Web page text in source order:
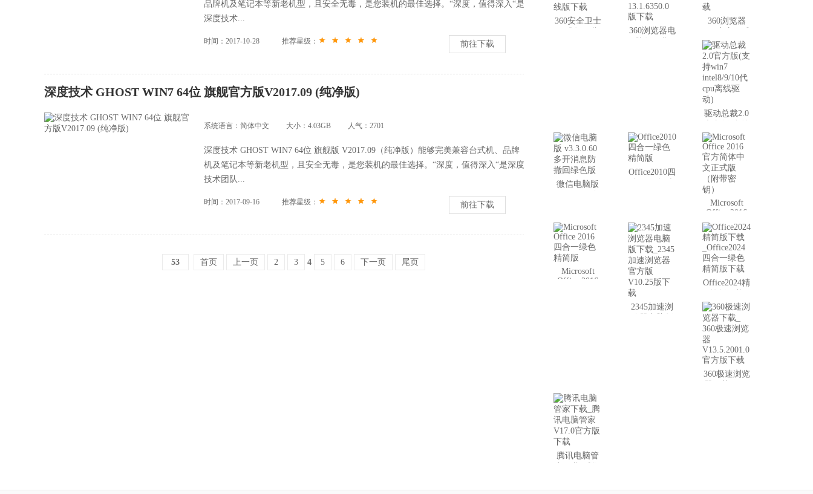
360安全卫士
360浏览器电
360浏览器
版_360浏览
器13免费下
载
驱动总裁2.0
win7
intel8/9/10代
cpu离线驱
动)
微信电脑版
Office2010四
Microsoft
Office 2016
官方简体中
文正式版
（附带密
钥）
Microsoft
Office 2016
2345加速浏
Office2024精
_Office2024
四合一绿色
精简版下载
360极速浏览
腾讯电脑管
品牌机及笔记本等新老机型，且安全无毒，是您装机的最佳选择。“深度，值得深入“是
深度技术...
时间：2017-10-28 推荐星级： 前往下载
深度技术 GHOST WIN7 64位 旗舰官方版V2017.09 (纯净版)
系统语言：简体中文 大小：4.03GB 人气： 2701
深度技术 GHOST WIN7 64位 旗舰版 V2017.09（纯净版）能够完美兼容台式机、品牌
机及笔记本等新老机型，且安全无毒，是您装机的最佳选择。“深度，值得深入“是深度
技术团队...
时间：2017-09-16 推荐星级： 前往下载
53 首页 上一页 2 3 4 5 6 下一页 尾页